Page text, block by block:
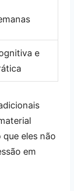
e
eles não
em